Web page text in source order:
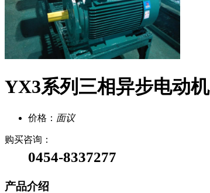
YX3系列三相异步电动机
价格： 面议
购买咨询：
0454-8337277
产品介绍